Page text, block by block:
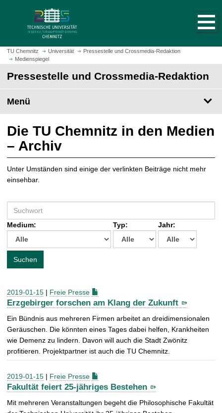
m
H
t
s
i
e
a
u
f
r
u
f
e
TU Chemnitz Universität
Pressestelle und Crossmedia-Redaktion
Medienspiegel
Pressestelle und Crossmedia-Redaktion
Menü
Die TU Chemnitz in den Medien
– Archiv
Unter Umständen sind einige der verlinkten Beiträge nicht mehr
einsehbar.
u
c
e
h
:
Medium: Typ: Jahr:
Suchen
2019-01-15 | Freie Presse
Erzgebirger forschen am Klang der Zukunft
Ein Bündnis aus mehreren Firmen arbeitet an dreidimensionalen
Geräuschen. Die könnten eines Tages dabei helfen, Krankheiten
wie Demenz zu lindern. Davon will auch die Stadt Zwönitz
profitieren. Projektpartner ist auch die TU Chemnitz.
2019-01-15 | Freie Presse
Fakultät feiert 25-jähriges Bestehen
Mit mehreren Veranstaltungen begeht die Philosophische Fakultät